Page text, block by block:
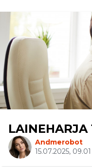
Andmerobot
15.07.2025, 09.01